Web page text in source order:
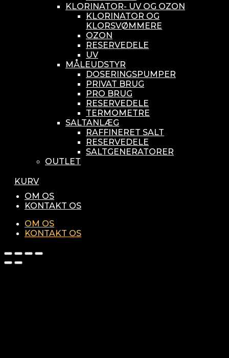
KLORINATOR- UV OG OZON
KLORINATOR OG
KLORSVØMMERE
OZON
RESERVEDELE
UV
MÅLEUDSTYR
DOSERINGSPUMPER
PRIVAT BRUG
PRO BRUG
RESERVEDELE
TERMOMETRE
SALTANLÆG
RAFFINERET SALT
RESERVEDELE
SALTGENERATORER
OUTLET
KURV
OM OS
KONTAKT OS
OM OS
KONTAKT OS